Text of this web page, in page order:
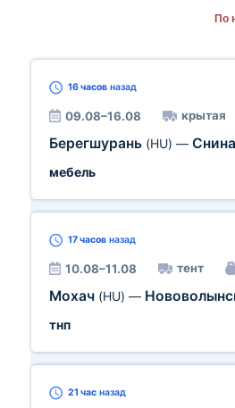
По
16 часов назад
09.08–16.08 крытая
Берегшурань (HU) — Снина
мебель
17 часов назад
10.08–11.08 тент
Мохач (HU) —
тнп
21 час назад